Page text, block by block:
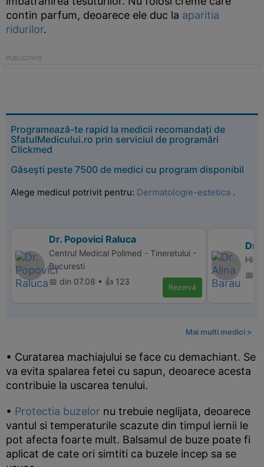
contin parfum, deoarece ele duc la aparitia
ridurilor.
Programează-te rapid la medicii recomandați de
SfatulMedicului.ro prin serviciul de programări
Clickmed
Găsești peste 7500 de medici cu program disponibil
Alege medicul potrivit pentru: Dermatologie-estetica .
Dr. Popovici Raluca
Centrul Medical Polimed - Tineretului -
Bucuresti
📅 din 07.08 • 👍 123
Rezervă
Dr.
📅
Mai multi medici >
• Curatarea machiajului se face cu demachiant. Se
va evita spalarea fetei cu sapun, deoarece acesta
contribuie la uscarea tenului.
• Protectia buzelor nu trebuie neglijata, deoarece
vantul si temperaturile scazute din timpul iernii le
pot afecta foarte mult. Balsamul de buze poate fi
aplicat de cate ori simtiti ca buzele incep sa se